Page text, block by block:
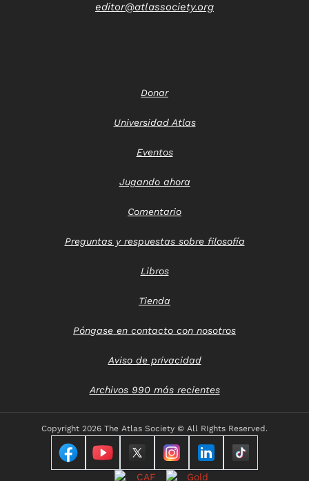
editor@atlassociety.org
Donar
Universidad Atlas
Eventos
Jugando ahora
Comentario
Preguntas y respuestas sobre filosofía
Libros
Tienda
Póngase en contacto con nosotros
Aviso de privacidad
Archivos 990 más recientes
Copyright 2026 The Atlas Society © All RIghts Reserved.